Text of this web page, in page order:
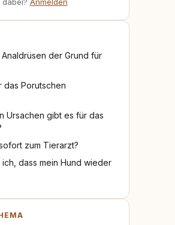
der Grund für
das Porutschen
Ursachen gibt es für das
zum Tierarzt?
dass mein Hund wieder